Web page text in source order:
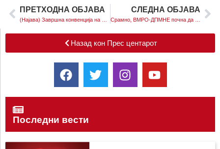
ПРЕТХОДНА ОБЈАВА
(Најава) Завршна конвенција на СДСМ и коалицијата за изборите на Совет на општина Тетово и обраќање на претседателот на СДСМ, Димитар Ковачевски
СЛЕДНА ОБЈАВА
Срамно, ВМРО-ДПМНЕ почна да политизира и спортски настани
Назад кон Прес центарот
Последни вести